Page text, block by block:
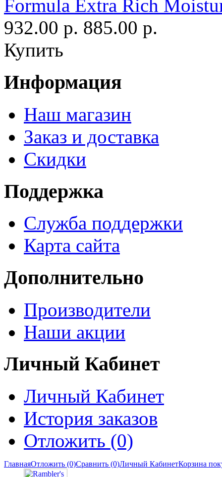
Formula Extra Rich
932.00 р. 885.00 р.
Купить
Информация
Наш магазин
Заказ и доставка
Скидки
Поддержка
Служба поддержки
Карта сайта
Дополнительно
Производители
Наши акции
Личный Кабинет
Личный Кабинет
История заказов
Отложить (0)
ГлавнаяОтложить (0)Сравнить (0)Личный КабинетКорзина